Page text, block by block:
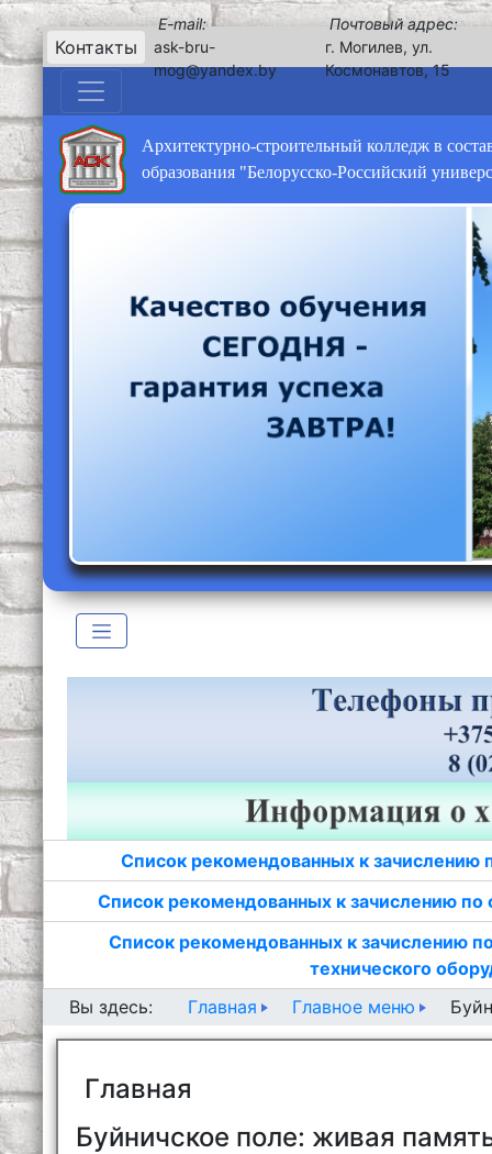
Контакты
E-mail:
ask-bru-
mog@yandex.by
Почтовый адрес:
г. Могилев, ул.
Космонавтов, 15
Архитектурно-строительный колледж в
образования "Белорусско-Российский
Список рекомендованных к зачислению
Список рекомендованных к зачислению
Список рекомендованных к зачислению
технического
Вы здесь:
Главная Главное меню
Главная
Буйничское поле: живая